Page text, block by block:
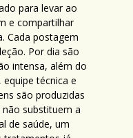
para levar ao
e compartilhar
Cada postagem
Por dia são
intensa, além do
técnica e
são produzidas
substituem a
de saúde, um